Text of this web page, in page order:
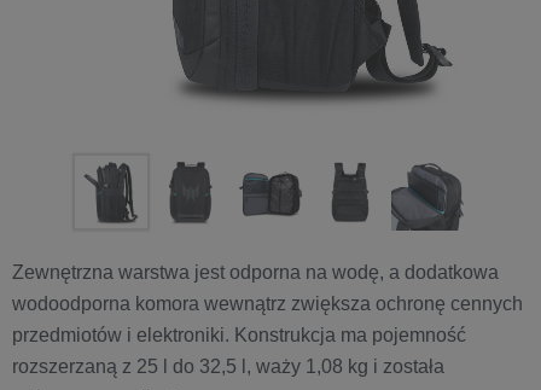
Zewnętrzna warstwa jest odporna na wodę, a dodatkowa
wodoodporna komora wewnątrz zwiększa ochronę cennych
przedmiotów i elektroniki. Konstrukcja ma pojemność
rozszerzaną z 25 l do 32,5 l, waży 1,08 kg i została